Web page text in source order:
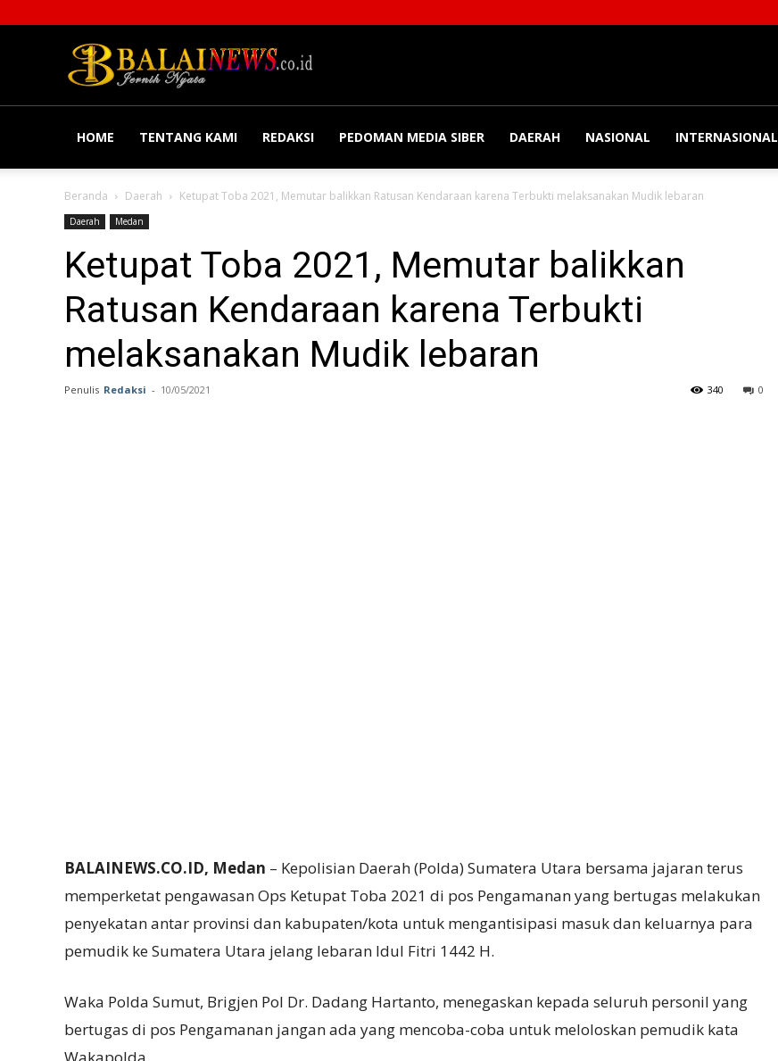
HOME TENTANG KAMI REDAKSI PEDOMAN MEDIA SIBER DAERAH NASIONAL INTERNASIONAL
Beranda Daerah Ketupat Toba 2021, Memutar balikkan Ratusan Kendaraan karena Terbukti melaksanakan Mudik lebaran
Daerah Medan
Ketupat Toba 2021, Memutar balikkan
Ratusan Kendaraan karena Terbukti
melaksanakan Mudik lebaran
Penulis Redaksi - 10/05/2021 0
340
BALAINEWS.CO.ID, Medan – Kepolisian Daerah (Polda) Sumatera Utara bersama jajaran terus
memperketat pengawasan Ops Ketupat Toba 2021 di pos Pengamanan yang bertugas melakukan
penyekatan antar provinsi dan kabupaten/kota untuk mengantisipasi masuk dan keluarnya para
pemudik ke Sumatera Utara jelang lebaran Idul Fitri 1442 H.
Waka Polda Sumut, Brigjen Pol Dr. Dadang Hartanto, menegaskan kepada seluruh personil yang
bertugas di pos Pengamanan jangan ada yang mencoba-coba untuk meloloskan pemudik kata